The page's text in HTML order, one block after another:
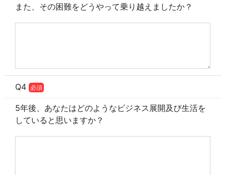
また、その困難をどうやって乗り越えましたか？
Q4 必須
5年後、あなたはどのようなビジネス展開及び生活を
していると思いますか？